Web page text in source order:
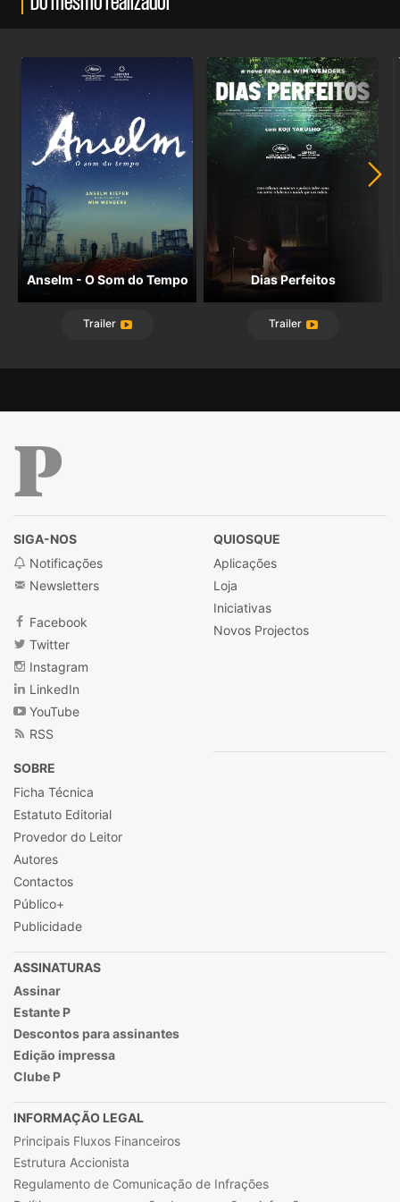
Anselm - O Som do Tempo
Trailer
Dias Perfeitos
Trailer
SIGA-NOS
Notificações
Newsletters
Facebook
Twitter
Instagram
LinkedIn
YouTube
RSS
QUIOSQUE
Aplicações
Loja
Iniciativas
Novos Projectos
SOBRE
Ficha Técnica
Estatuto Editorial
Provedor do Leitor
Autores
Contactos
Público+
Publicidade
ASSINATURAS
Assinar
Estante P
Descontos para assinantes
Edição impressa
Clube P
INFORMAÇÃO LEGAL
Principais Fluxos Financeiros
Estrutura Accionista
Regulamento de Comunicação de Infrações